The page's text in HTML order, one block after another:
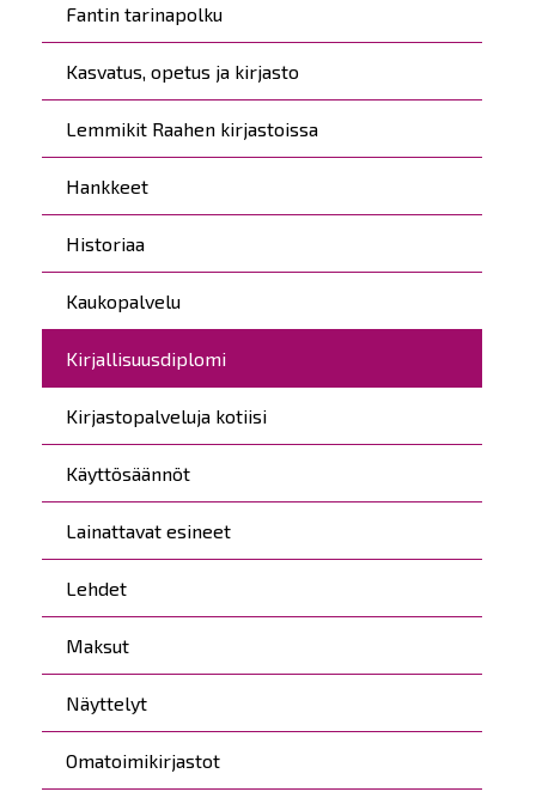
Fantin tarinapolku
Kasvatus, opetus ja kirjasto
Lemmikit Raahen kirjastoissa
Hankkeet
Historiaa
Kaukopalvelu
Kirjallisuusdiplomi
Kirjastopalveluja kotiisi
Käyttösäännöt
Lainattavat esineet
Lehdet
Maksut
Näyttelyt
Omatoimikirjastot